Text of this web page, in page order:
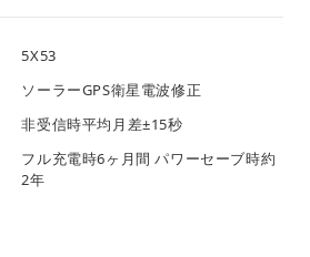
5X53
ソーラーGPS衛星電波修正
非受信時平均月差±15秒
フル充電時6ヶ月間 パワーセーブ時約
2年